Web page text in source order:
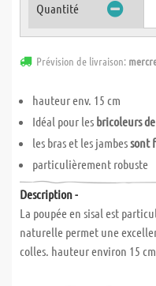
Quantité
Prévision de livraison:
hauteur env. 15 cm
Idéal pour les bricoleurs
les bras et les jambessont
particulièrement robuste
Description -
La poupée en sisal est
naturelle permet une
colles. hauteur environ 15 cm